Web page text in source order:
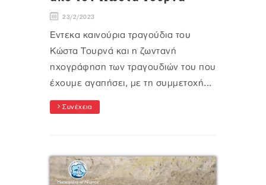
23/2/2023
Έντεκα καινούρια τραγούδια του
Κώστα Τουρνά και η ζωντανή
ηχογράφηση των τραγουδιών του που
έχουμε αγαπήσει, με τη συμμετοχή...
Συνέχεια